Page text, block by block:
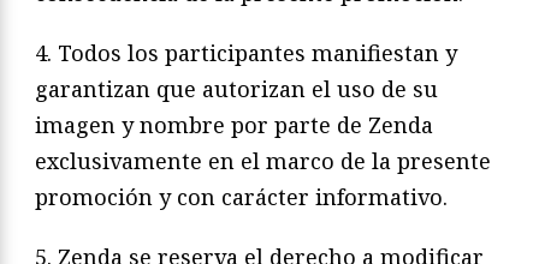
4. Todos los participantes manifiestan y
garantizan que autorizan el uso de su
imagen y nombre por parte de Zenda
exclusivamente en el marco de la presente
promoción y con carácter informativo.
5. Zenda se reserva el derecho a modificar